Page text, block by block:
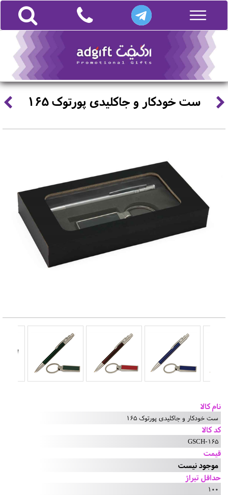
ست خودکار و جاکلیدی پورتوک 165
نام کالا
ست خودکار و جاکلیدی پورتوک 165
کد کالا
GSCH-165
قیمت
موجود نیست
حداقل تیراژ
100